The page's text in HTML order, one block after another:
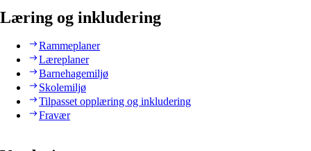
Læring og inkludering
Rammeplaner
Læreplaner
Barnehagemiljø
Skolemiljø
Tilpasset opplæring og inkludering
Fravær